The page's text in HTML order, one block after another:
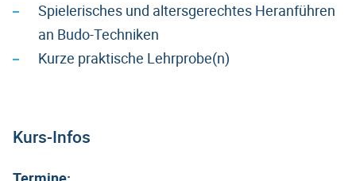
Spielerisches und altersgerechtes Heranführen
an Budo-Techniken
Kurze praktische Lehrprobe(n)
Kurs-Infos